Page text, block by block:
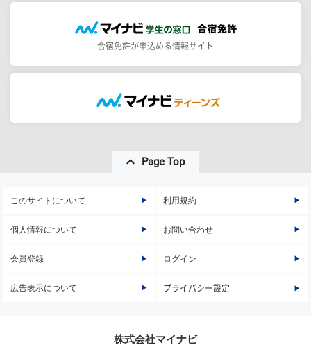
合宿免許が申込める情報サイト
Page Top
このサイトについて 利用規約
個人情報について お問い合わせ
会員登録 ログイン
広告表示について プライバシー設定
株式会社マイナビ